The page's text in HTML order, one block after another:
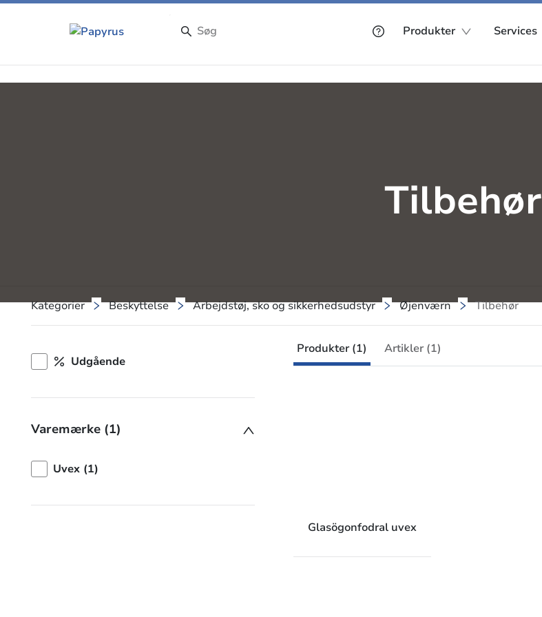
Produkter Services
Tilbehør
Kategorier Beskyttelse Arbejdstøj, sko og sikkerhedsudstyr Øjenværn Tilbehør
Udgående
Varemærke (1)
Uvex (1)
Produkter (1) Artikler (1)
Glasögonfodral uvex